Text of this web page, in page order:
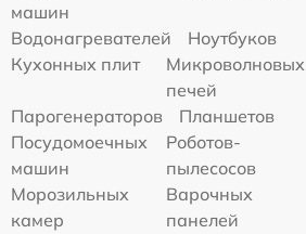
машин
Водонагревателей
Ноутбуков
Кухонных плит
Микроволновых
печей
Парогенераторов
Планшетов
Посудомоечных
машин
Роботов-
пылесосов
Морозильных
камер
Варочных
панелей